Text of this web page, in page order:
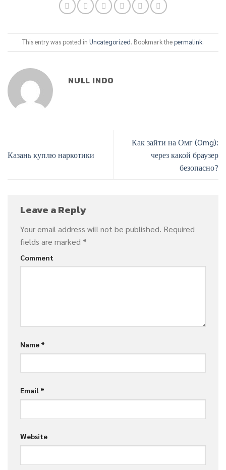
This entry was posted in Uncategorized. Bookmark thepermalink.
NULL INDO
Казань куплю наркотики
Как зайти на Омг (Omg):
через какой браузер
безопасно?
Leave a Reply
Your email address will not be published. Required
fields are marked *
Comment
Name *
Email *
Website